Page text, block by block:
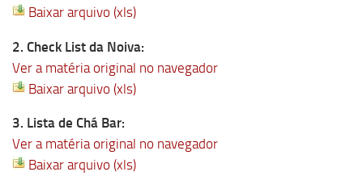
Baixar arquivo (xls)
2. Check List da Noiva:
Ver a matéria original no navegador
Baixar arquivo (xls)
3. Lista de Chá Bar:
Ver a matéria original no navegador
Baixar arquivo (xls)